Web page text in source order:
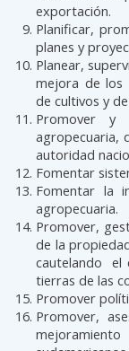
exportación.
Planificar,
planes y
Planear,
mejora de los
de cultivos y
Promover y
agropecuaria,
autoridad
Fomentar
Fomentar la
agropecuaria.
Promover,
de la
cautelando el
tierras de las
Promover
Promover,